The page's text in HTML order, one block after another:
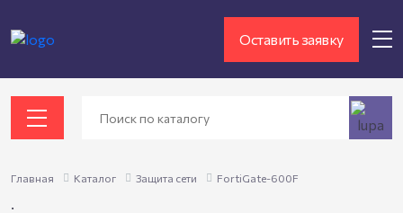
Оставить заявку
Главная Каталог Защита сети FortiGate-600F
.